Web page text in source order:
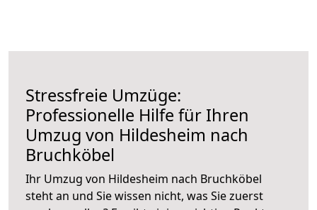
Stressfreie Umzüge:
Professionelle Hilfe für Ihren
Umzug von Hildesheim nach
Bruchköbel
Ihr Umzug von Hildesheim nach Bruchköbel
steht an und Sie wissen nicht, was Sie zuerst